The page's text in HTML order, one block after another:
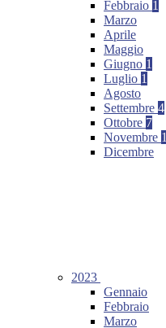
Febbraio 1
Marzo
Aprile
Maggio
Giugno 1
Luglio 1
Agosto
Settembre 4
Ottobre 7
Novembre 1
Dicembre
2023
Gennaio
Febbraio
Marzo